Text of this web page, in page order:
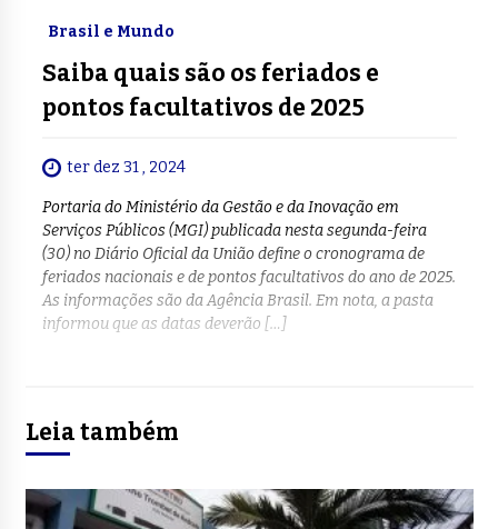
Brasil e Mundo
Saiba quais são os feriados e
pontos facultativos de 2025
ter dez 31 , 2024
Portaria do Ministério da Gestão e da Inovação em
Serviços Públicos (MGI) publicada nesta segunda-feira
(30) no Diário Oficial da União define o cronograma de
feriados nacionais e de pontos facultativos do ano de 2025.
As informações são da Agência Brasil. Em nota, a pasta
informou que as datas deverão […]
Leia também